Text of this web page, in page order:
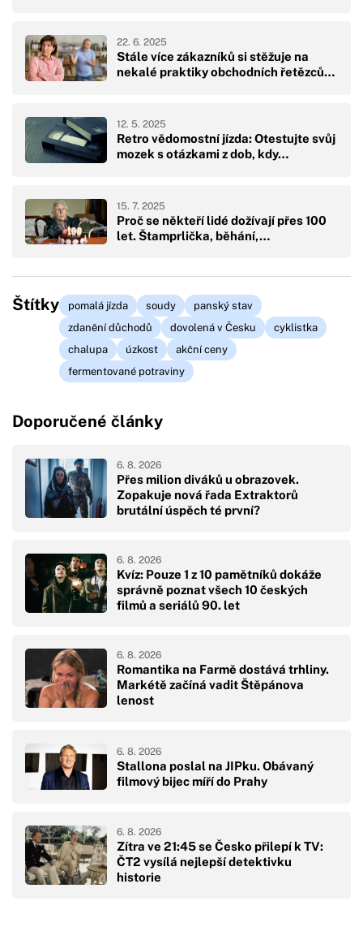
Stále více zákazníků si stěžuje na
nekalé praktiky obchodních řetězců…
22. 6. 2025
Retro vědomostní jízda: Otestujte svůj
mozek s otázkami z dob, kdy…
12. 5. 2025
Proč se někteří lidé dožívají přes 100
let. Štamprlička, běhání,…
15. 7. 2025
Štítky pomalá jízda soudy
panský stav
zdanění důchodů
dovolená v Česku
cyklistka
chalupa
úzkost
akční ceny
fermentované potraviny
Doporučené články
Přes milion diváků u obrazovek.
Zopakuje nová řada Extraktorů
brutální úspěch té první?
6. 8. 2026
Kvíz: Pouze 1 z 10 pamětníků dokáže
správně poznat všech 10 českých
filmů a seriálů 90. let
6. 8. 2026
Romantika na Farmě dostává trhliny.
Markétě začíná vadit Štěpánova
lenost
6. 8. 2026
Stallona poslal na JIPku. Obávaný
filmový bijec míří do Prahy
6. 8. 2026
Zítra ve 21:45 se Česko přilepí k TV:
ČT2 vysílá nejlepší detektivku
historie
6. 8. 2026